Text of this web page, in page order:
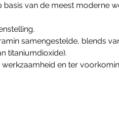
van de meest moderne
samengestelde, blends
titaniumdioxide).
en ter